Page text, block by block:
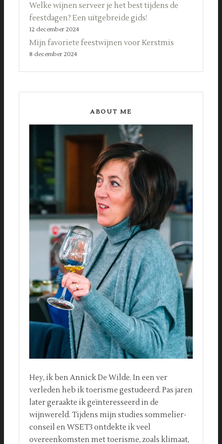
Welke wijnen serveer je het best tijdens de
feestdagen? Een uitgebreide gids!
12 december 2024
Mijn favoriete feestwijnen voor Kerstmis
8 december 2024
ABOUT ME
Hey, ik ben Annick De Wilde. In een ver
verleden heb ik toerisme gestudeerd. Pas jaren
later geraakte ik geïnteresseerd in de
wijnwereld. Tijdens mijn studies sommelier-
conseil en WSET3 ontdekte ik veel
overeenkomsten met toerisme, zoals klimaat,